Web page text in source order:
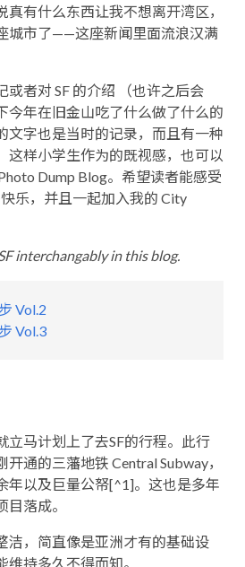
有什么东西让我不想离开湾区，
城市了——这座新闻里面流浪汉满
或者对 SF 的介绍 （也许之后会
今年在旧金山吃了什么做了什么的
文字也是当时的记录，而且有一种
这样小学生作为的既视感，也可以
Dump Blog。希望读者能感受
乐，并且一起加入我的 City
interchangably in this blog.
Vol.2
Vol.3
立马计划上了去SF的行程。此行
通的三藩地铁 Central Subway，
年以及巨量公帑[^1]。这也是多年
落成。
洁，简直像是亚洲才有的基础设
持多久不得而知。